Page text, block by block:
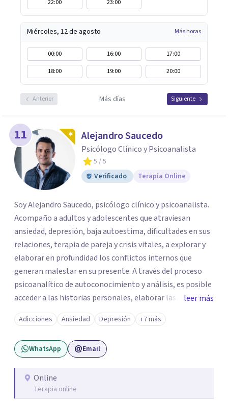
22:00 23:00
Miércoles, 12 de agosto Más horas
00:00 16:00
17:00
18:00
19:00 20:00
Anterior Más días Siguiente
11 Alejandro Saucedo
Psicólogo Clínico y Psicoanalista
5 / 5
Verificado
Terapia Online
Soy Alejandro Saucedo, psicólogo clínico y psicoanalista.
Acompaño a adultos y adolescentes que atraviesan
ansiedad, depresión, baja autoestima, dificultades en sus
relaciones, terapia de pareja y crisis vitales, a explorar y
elaborar en profundidad los conflictos internos que
generan malestar en su presente. A través del proceso
psicoanalítico de autoconocimiento y análisis, es posible
acceder a las historias personales, elaborar las
experiencias del pasado y resignificarlas, liberando su
influencia para construir un futuro con mayor libertad y
autenticidad. La terapia psicoanalítica crea un espacio de
verbalización libre y sin filtros. A través de esta
exploran las vivencias que aún condicionan el presente, se
les otorga un nuevo sentido y se transforma su impacto
leer más
Adicciones Ansiedad Depresión +7 más
WhatsApp Email
Online
Terapia online